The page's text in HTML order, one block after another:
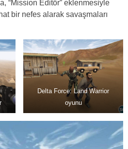
“Mission Editör” eklenmesiyle
bir nefes alarak savaşmaları
Delta Force: Land Warrior
oyunu